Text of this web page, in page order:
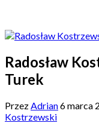
Radosław
Turek
PrzezAdrian6 marca
Kostrzewski